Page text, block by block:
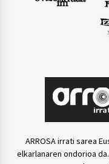
ARROSA irrati sarea
elkarlanaren ondorioa